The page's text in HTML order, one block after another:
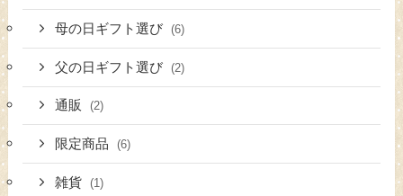
母の日ギフト選び (6)
父の日ギフト選び (2)
通販 (2)
限定商品 (6)
雑貨 (1)